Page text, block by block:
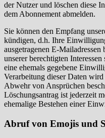
der Nutzer und löschen diese
dem Abonnement abmelden.
Sie können den Empfang
kündigen, d.h. Ihre
ausgetragenen E-
unserer berechtigten
eine ehemals gegebene
Verarbeitung dieser Daten
Abwehr von Ansprüchen
Löschungsantrag ist jederzeit
ehemalige Bestehen einer
Abruf von Emojis und